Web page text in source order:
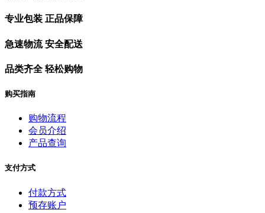
专业包装 正品保障
急速物流 安全配送
品类齐全 轻松购物
购买指南
购物流程
会员介绍
产品查询
支付方式
付款方式
预存账户